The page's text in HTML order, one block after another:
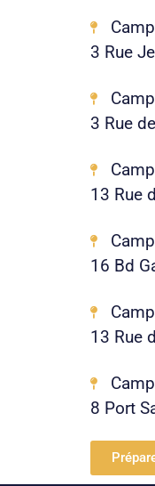
3 Rue
3 Rue
13 Rue
16 Bd
13 Rue
8 Port